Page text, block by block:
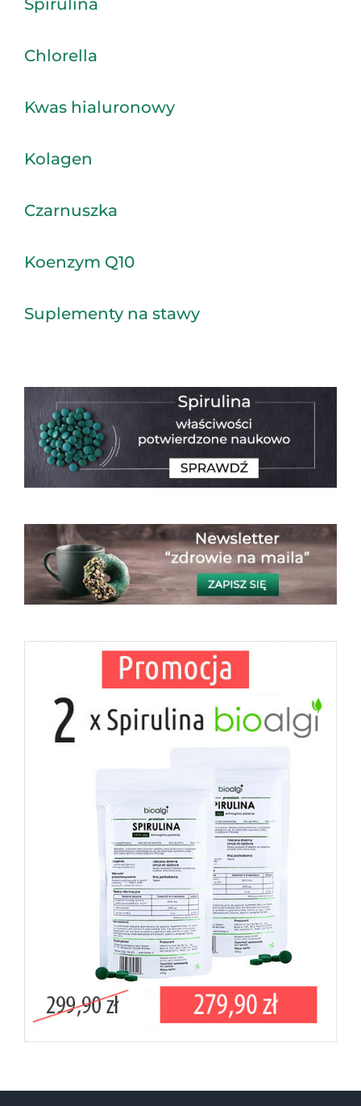
Chlorella
Kwas hialuronowy
Kolagen
Czarnuszka
Koenzym Q10
Suplementy na stawy